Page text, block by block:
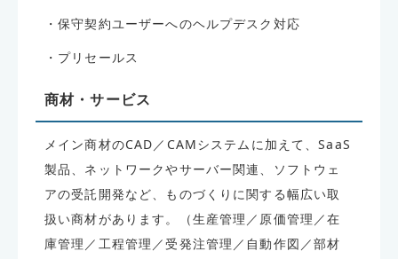
・保守契約ユーザーへのヘルプデスク対応
・プリセールス
商材・サービス
メイン商材のCAD／CAMシステムに加えて、SaaS
製品、ネットワークやサーバー関連、ソフトウェ
アの受託開発など、ものづくりに関する幅広い取
扱い商材があります。（生産管理／原価管理／在
庫管理／工程管理／受発注管理／自動作図／部材